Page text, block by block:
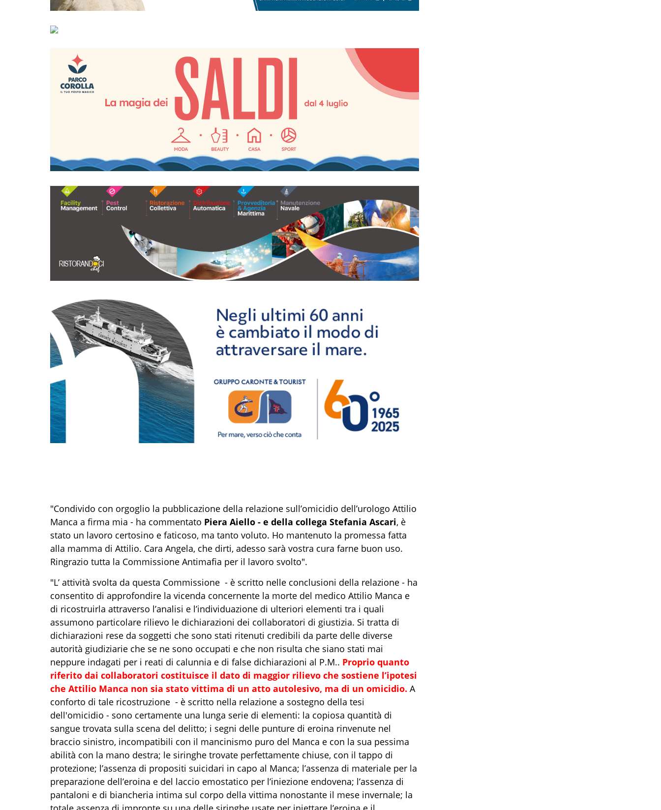
"Condivido con orgoglio la pubblicazione della relazione sull’omicidio dell’urologo Attilio
Manca a firma mia - ha commentato Piera Aiello - e della collega Stefania Ascari, è
stato un lavoro certosino e faticoso, ma tanto voluto. Ho mantenuto la promessa fatta
alla mamma di Attilio. Cara Angela, che dirti, adesso sarà vostra cura farne buon uso.
Ringrazio tutta la Commissione Antimafia per il lavoro svolto".
"L’ attività svolta da questa Commissione - è scritto nelle conclusioni della relazione - ha
consentito di approfondire la vicenda concernente la morte del medico Attilio Manca e
di ricostruirla attraverso l’analisi e l’individuazione di ulteriori elementi tra i quali
assumono particolare rilievo le dichiarazioni dei collaboratori di giustizia. Si tratta di
dichiarazioni rese da soggetti che sono stati ritenuti credibili da parte delle diverse
autorità giudiziarie che se ne sono occupati e che non risulta che siano stati mai
neppure indagati per i reati di calunnia e di false dichiarazioni al P.M.. Proprio quanto
riferito dai collaboratori costituisce il dato di maggior rilievo che sostiene l’ipotesi
che Attilio Manca non sia stato vittima di un atto autolesivo, ma di un omicidio. A
conforto di tale ricostruzione - è scritto nella relazione a sostegno della tesi
dell'omicidio - sono certamente una lunga serie di elementi: la copiosa quantità di
sangue trovata sulla scena del delitto; i segni delle punture di eroina rinvenute nel
braccio sinistro, incompatibili con il mancinismo puro del Manca e con la sua pessima
abilità con la mano destra; le siringhe trovate perfettamente chiuse, con il tappo di
protezione; l’assenza di propositi suicidari in capo al Manca; l’assenza di materiale per la
preparazione dell’eroina e del laccio emostatico per l’iniezione endovena; l’assenza di
pantaloni e di biancheria intima sul corpo della vittima nonostante il mese invernale; la